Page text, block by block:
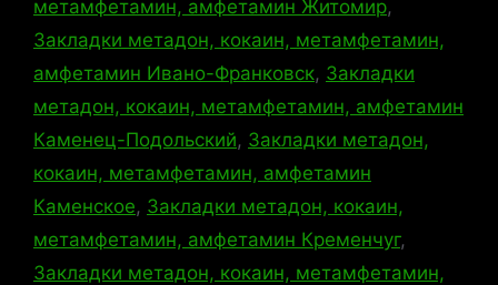
метамфетамин, амфетамин Житомир,
Закладки метадон, кокаин, метамфетамин,
амфетамин Ивано-Франковск, Закладки
метадон, кокаин, метамфетамин, амфетамин
Каменец-Подольский, Закладки метадон,
кокаин, метамфетамин, амфетамин
Каменское, Закладки метадон, кокаин,
метамфетамин, амфетамин Кременчуг,
Закладки метадон, кокаин, метамфетамин,